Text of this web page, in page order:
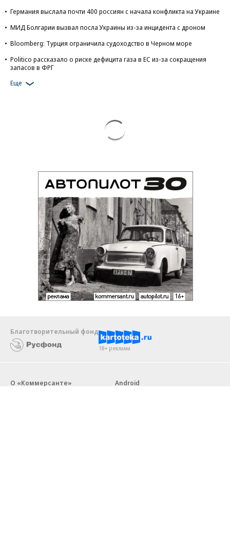
Германия выслала почти 400 россиян с начала конфликта на Украине
МИД Болгарии вызвал посла Украины из-за инцидента с дроном
Bloomberg: Турция ограничила судоходство в Черном море
Politico рассказало о риске дефицита газа в ЕС из-за сокращения
запасов в ФРГ
Еще
Благотворительный фонд
18+ реклама
О «Коммерсанте»
Android